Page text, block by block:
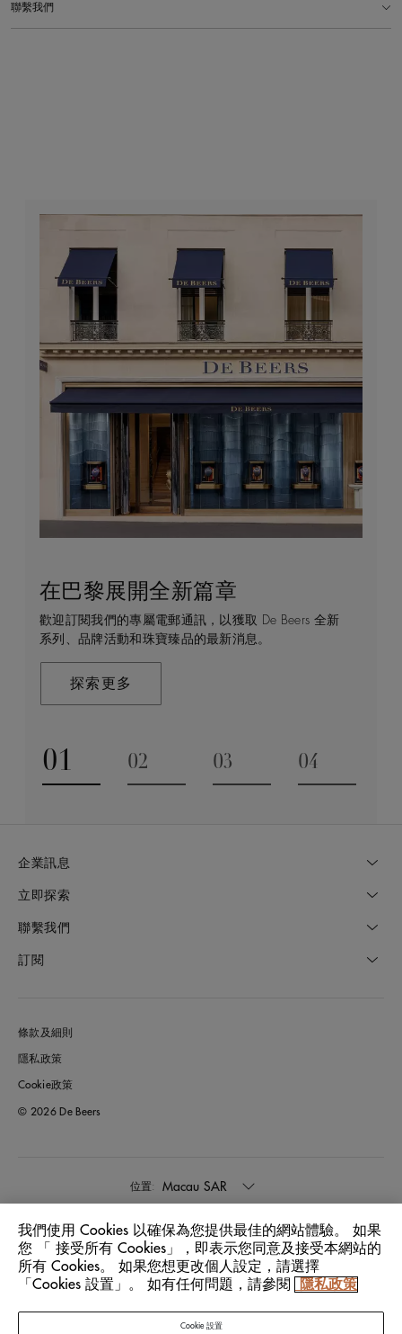
聯繫我們
在巴黎展開全新篇章
歡迎訂閱我們的專屬電郵通訊，以獲取 De Beers 全新
系列、品牌活動和珠寶臻品的最新消息。
探索更多
守護永恒
De Beers 在全球珠寶領域獨樹一幟，因為我們是唯一
與鑽石原產地有直接連結的奢華珠寶品牌。
探索更多
顧客服務
無論您是透過線上購物或造訪實體精品店，我們始終致
力於為您提供個人化的購物體驗。預約於店內或線上進
瞭解更多
De Beers 的世界
De Beers 成立於倫敦，靈感來自非洲的自然，是奢華
鑽石珠寶的巔峰。我們的創意和工藝將鑽石轉化為永恆
探索更多
01
Go to slide 1
02
03
04
企業訊息
立即探索
聯繫我們
訂閱
條款及細則
隱私政策
Cookie政策
© 2026 De Beers
位置: Macau SAR
語言: 中文
我們使用 Cookies 以確保為您提供最佳的網站體驗。 如果
您 「 接受所有 Cookies」，即表示您同意及接受本網站的
所有 Cookies。 如果您想更改個人設定，請選擇
「Cookies 設置」。 如有任何問題，請參閱
隱私政策
Cookie 設置